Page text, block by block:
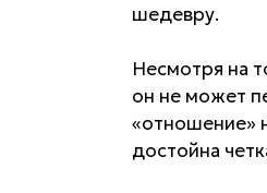
шедевру.
Несмотря на
он не может
«отношение»
достойна